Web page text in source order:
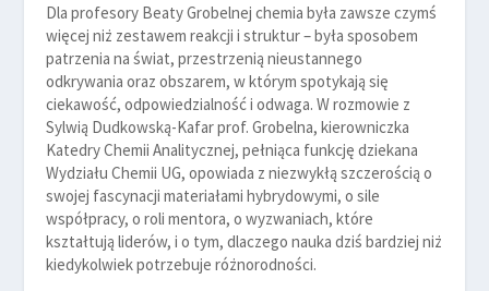
Dla profesory Beaty Grobelnej chemia była zawsze czymś
więcej niż zestawem reakcji i struktur – była sposobem
patrzenia na świat, przestrzenią nieustannego
odkrywania oraz obszarem, w którym spotykają się
ciekawość, odpowiedzialność i odwaga. W rozmowie z
Sylwią Dudkowską-Kafar prof. Grobelna, kierowniczka
Katedry Chemii Analitycznej, pełniąca funkcję dziekana
Wydziału Chemii UG, opowiada z niezwykłą szczerością o
swojej fascynacji materiałami hybrydowymi, o sile
współpracy, o roli mentora, o wyzwaniach, które
kształtują liderów, i o tym, dlaczego nauka dziś bardziej niż
kiedykolwiek potrzebuje różnorodności.